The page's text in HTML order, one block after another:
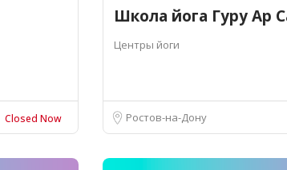
Closed Now
Школа йога Гуру Ар
Центры йоги
Ростов-на-Дону